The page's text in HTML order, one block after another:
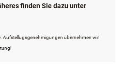
finden Sie dazu unter
Aufstellugsgenehmigungen übernehmen wir